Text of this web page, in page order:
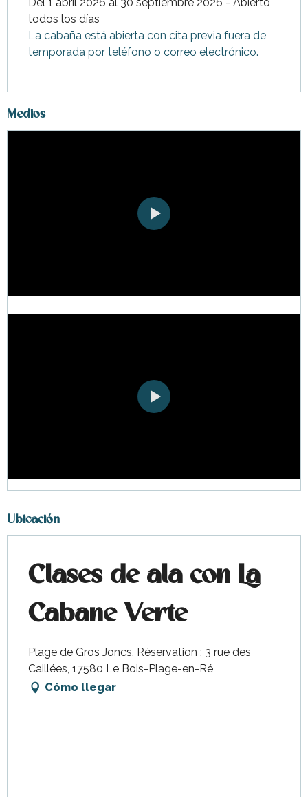
Del 1 abril 2026 al 30 septiembre 2026 - Abierto
todos los días
La cabaña está abierta con cita previa fuera de
temporada por teléfono o correo electrónico.
Medios
Ubicación
Clases de ala con La
Cabane Verte
Plage de Gros Joncs, Réservation : 3 rue des
Caillées, 17580 Le Bois-Plage-en-Ré
Cómo llegar